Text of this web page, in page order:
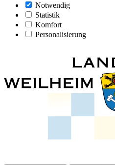
Notwendig
Statistik
Komfort
Personalisierung